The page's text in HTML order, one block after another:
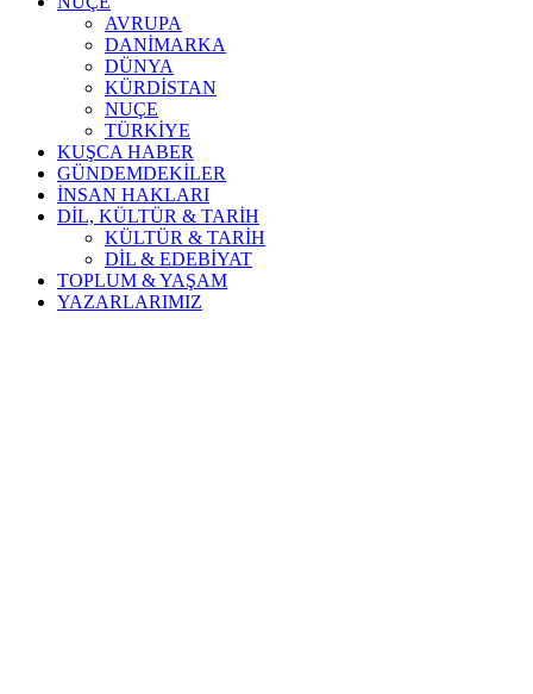
AVRUPA
DANİMARKA
DÜNYA
KÜRDİSTAN
NUÇE
TÜRKİYE
KUŞCA HABER
GÜNDEMDEKİLER
İNSAN HAKLARI
DİL, KÜLTÜR & TARİH
KÜLTÜR & TARİH
DİL & EDEBİYAT
TOPLUM & YAŞAM
YAZARLARIMIZ